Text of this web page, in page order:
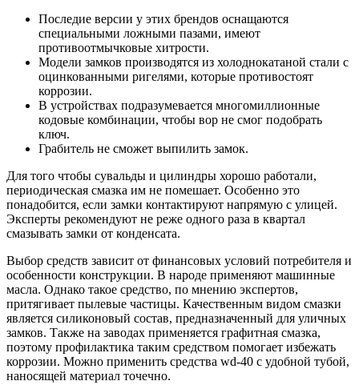
Последие версии у этих брендов оснащаются
специальными ложными пазами, имеют
противоотмычковые хитрости.
Модели замков производятся из холоднокатаной стали с
оцинкованными ригелями, которые противостоят
коррозии.
В устройствах подразумевается многомиллионные
кодовые комбинации, чтобы вор не смог подобрать
ключ.
Грабитель не сможет выпилить замок.
Для того чтобы сувальды и цилиндры хорошо работали,
периодическая смазка им не помешает. Особенно это
понадобится, если замки контактируют напрямую с улицей.
Эксперты рекомендуют не реже одного раза в квартал
смазывать замки от конденсата.
Выбор средств зависит от финансовых условий потребителя и
особенности конструкции. В народе применяют машинные
масла. Однако такое средство, по мнению экспертов,
притягивает пылевые частицы. Качественным видом смазки
является силиконовый состав, предназначенный для уличных
замков. Также на заводах применяется графитная смазка,
поэтому профилактика таким средством помогает избежать
коррозии. Можно применить средства wd-40 с удобной тубой,
наносящей материал точечно.